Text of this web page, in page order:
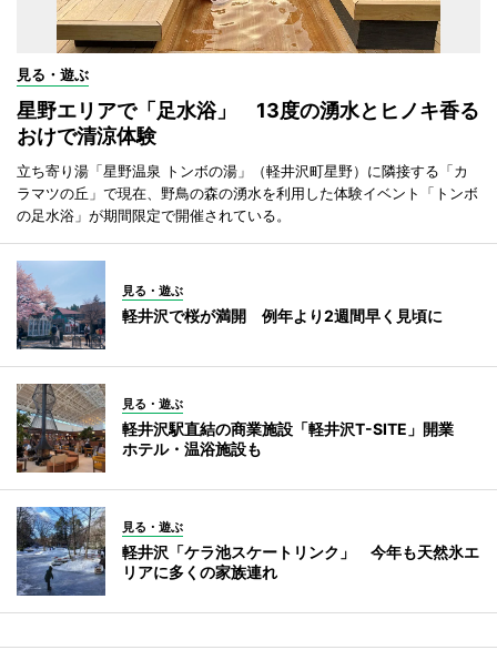
見る・遊ぶ
星野エリアで「足水浴」 13度の湧水とヒノキ香る
おけで清涼体験
立ち寄り湯「星野温泉 トンボの湯」（軽井沢町星野）に隣接する「カ
ラマツの丘」で現在、野鳥の森の湧水を利用した体験イベント「トンボ
の足水浴」が期間限定で開催されている。
見る・遊ぶ
軽井沢で桜が満開 例年より2週間早く見頃に
見る・遊ぶ
軽井沢駅直結の商業施設「軽井沢T-SITE」開業
ホテル・温浴施設も
見る・遊ぶ
軽井沢「ケラ池スケートリンク」 今年も天然氷エ
リアに多くの家族連れ